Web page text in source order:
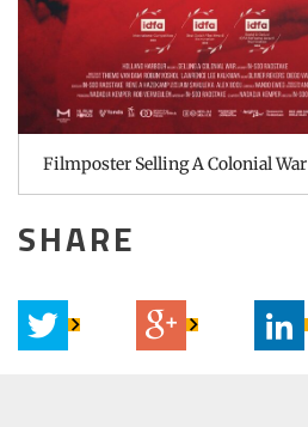
Filmposter Selling A Colonial War
SHARE